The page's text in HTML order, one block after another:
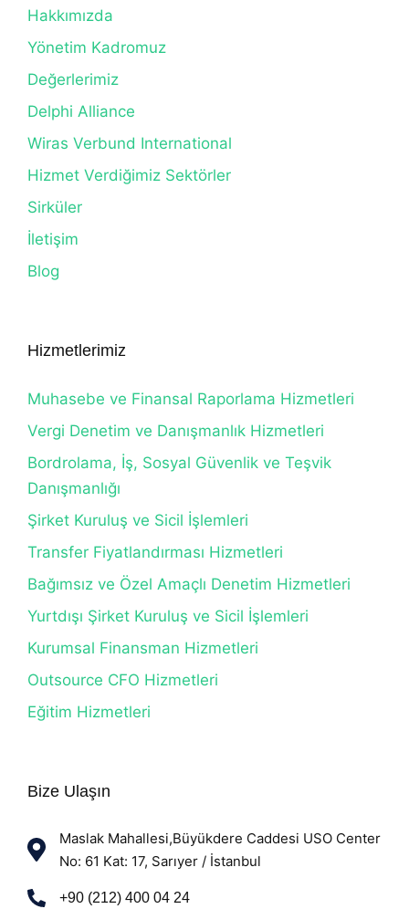
Hakkımızda
Yönetim Kadromuz
Değerlerimiz
Delphi Alliance
Wiras Verbund International
Hizmet Verdiğimiz Sektörler
Sirküler
İletişim
Blog
Hizmetlerimiz
Muhasebe ve Finansal Raporlama Hizmetleri
Vergi Denetim ve Danışmanlık Hizmetleri
Bordrolama, İş, Sosyal Güvenlik ve Teşvik
Danışmanlığı
Şirket Kuruluş ve Sicil İşlemleri
Transfer Fiyatlandırması Hizmetleri
Bağımsız ve Özel Amaçlı Denetim Hizmetleri
Yurtdışı Şirket Kuruluş ve Sicil İşlemleri
Kurumsal Finansman Hizmetleri
Outsource CFO Hizmetleri
Eğitim Hizmetleri
Bize Ulaşın
Maslak Mahallesi,Büyükdere Caddesi USO Center
No: 61 Kat: 17, Sarıyer / İstanbul
+90 (212) 400 04 24